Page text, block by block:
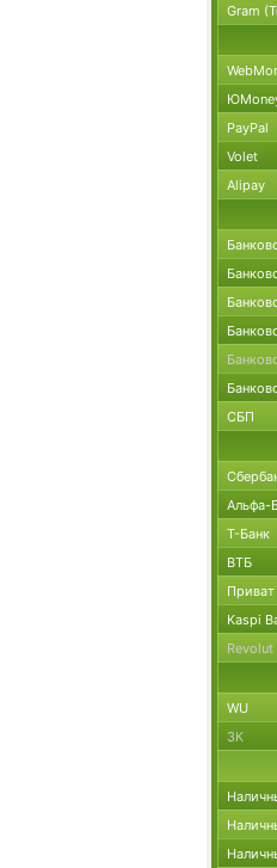
Gram
PayPal
Volet
Alipay
СБП
Альфа-
Т-Банк
ВТБ
Kaspi
Revolut
WU
ЗК